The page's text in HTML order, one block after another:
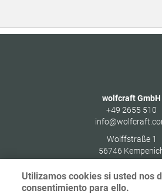
wolfcraft GmbH
+49 2655 510
Wolffstraße 1
56746
Utilizamos cookies si usted nos
consentimiento para ello.